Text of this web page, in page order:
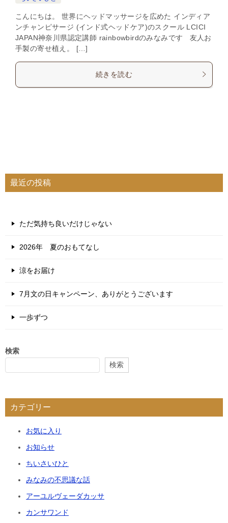
こんにちは。 世界にヘッドマッサージを広めた インディア
ンチャンピサージ (インド式ヘッドケア)のスクール LCICI
JAPAN神奈川県認定講師 rainbowbirdのみなみです 友人お
手製の寄せ植え。 […]
続きを読む
最近の投稿
ただ気持ち良いだけじゃない
2026年 夏のおもてなし
涼をお届け
7月文の日キャンペーン、ありがとうございます
一歩ずつ
検索
検索
カテゴリー
お気に入り
お知らせ
ちいさいひと
みなみの不思議な話
アーユルヴェーダカッサ
カンサワンド